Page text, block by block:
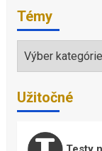
Témy
Témy
Užitočné